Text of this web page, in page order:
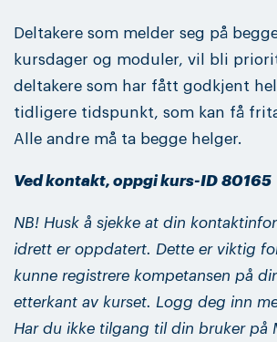
Deltakere som melder seg på
kursdager og moduler, vil bli
deltakere som har fått godkjent
tidligere tidspunkt, som kan få
Alle andre må ta begge helger.
Ved kontakt, oppgi kurs-ID 80165
NB! Husk å sjekke at din
idrett er oppdatert. Dette er viktig
kunne registrere kompetansen på
etterkant av kurset. Logg deg inn
Har du ikke tilgang til din bruker på